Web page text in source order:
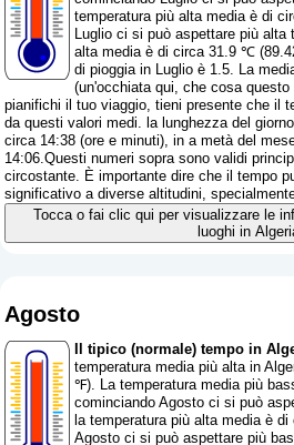
temperatura più alta media è di
Luglio ci si può aspettare più alta
alta media è di circa 31.9 ℃
di pioggia in Luglio è 1.5. La
(un'occhiata qui, che cosa
pianifichi il tuo viaggio, tieni presente che il
da questi valori medi. la lunghezza del
circa 14:38 (ore e minuti), in a metà del
14:06.Questi numeri sopra sono validi
circostante. È importante dire che il tempo
significativo a diverse altitudini,
Tocca o fai clic qui per visualizzare le
luoghi in
Agosto
Il tipico (normale) tempo in
temperatura media più alta in
℉). La temperatura media più
cominciando Agosto ci si può
la temperatura più alta media è
Agosto ci si può aspettare più